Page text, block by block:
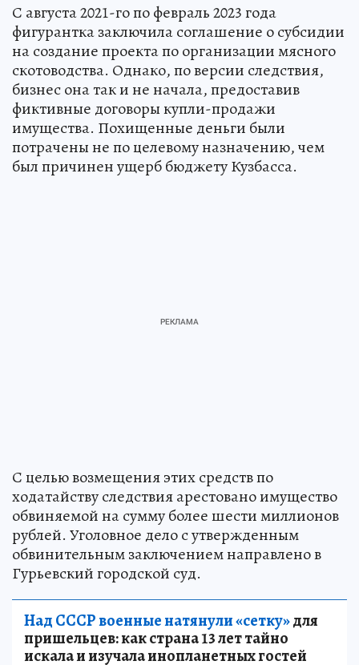
С августа 2021-го по февраль 2023 года
фигурантка заключила соглашение о субсидии
на создание проекта по организации мясного
скотоводства. Однако, по версии следствия,
бизнес она так и не начала, предоставив
фиктивные договоры купли-продажи
имущества. Похищенные деньги были
потрачены не по целевому назначению, чем
был причинен ущерб бюджету Кузбасса.
С целью возмещения этих средств по
ходатайству следствия арестовано имущество
обвиняемой на сумму более шести миллионов
рублей. Уголовное дело с утвержденным
обвинительным заключением направлено в
Гурьевский городской суд.
Над СССР военные натянули «сетку»для
пришельцев: как страна 13 лет тайно
искала и изучала инопланетных гостей